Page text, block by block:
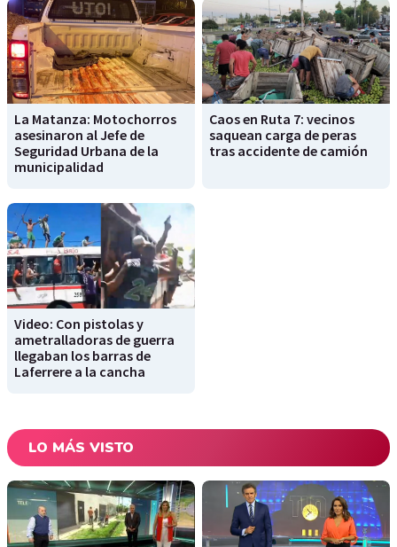
La Matanza: Motochorros
asesinaron al Jefe de
Seguridad Urbana de la
municipalidad
Caos en Ruta 7: vecinos
saquean carga de peras
tras accidente de camión
Video: Con pistolas y
ametralladoras de guerra
llegaban los barras de
Laferrere a la cancha
LO MÁS VISTO